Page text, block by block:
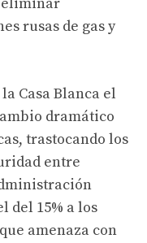
rusas de gas y
Casa Blanca el
dramático
trastocando los
entre
del 15% a los
amenaza con